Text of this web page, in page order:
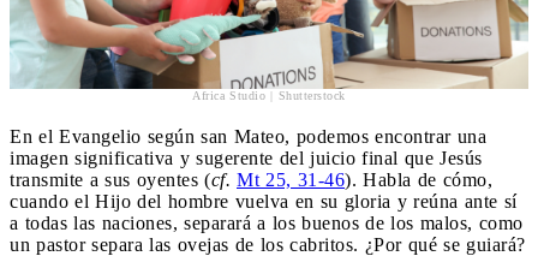
Africa Studio | Shutterstock
En el Evangelio según san Mateo, podemos encontrar una
imagen significativa y sugerente del juicio final que Jesús
transmite a sus oyentes (cf. Mt 25, 31-46). Habla de cómo,
cuando el Hijo del hombre vuelva en su gloria y reúna ante sí
a todas las naciones, separará a los buenos de los malos, como
un pastor separa las ovejas de los cabritos. ¿Por qué se guiará?